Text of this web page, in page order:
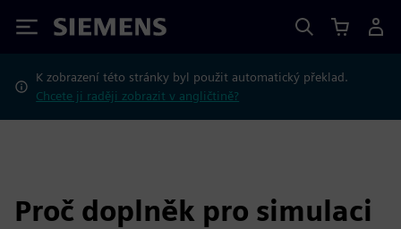
Siemens
K zobrazení této stránky byl použit automatický překlad.
Chcete ji raději zobrazit v angličtině?
Proč doplněk pro simulaci